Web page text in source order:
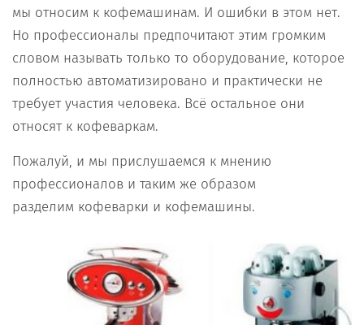
мы относим к кофемашинам. И ошибки в этом нет.
Но профессионалы предпочитают этим громким
словом называть только то оборудование, которое
полностью автоматизировано и практически не
требует участия человека. Всё остальное они
относят к кофеваркам.
Пожалуй, и мы прислушаемся к мнению
профессионалов и таким же образом
разделим кофеварки и кофемашины.